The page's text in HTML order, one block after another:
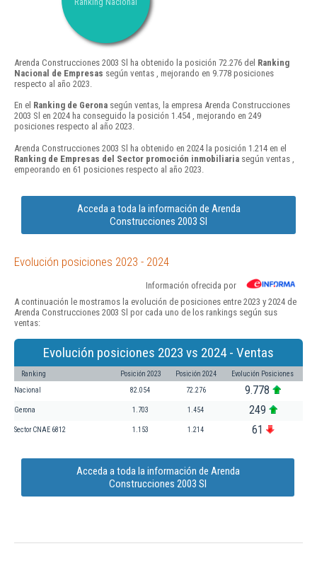
Arenda Construcciones 2003 Sl ha obtenido la posición 72.276 del Ranking
Nacional de Empresas según ventas , mejorando en 9.778 posiciones
respecto al año 2023.
En el Ranking de Gerona según ventas, la empresa Arenda Construcciones
2003 Sl en 2024 ha conseguido la posición 1.454 , mejorando en 249
posiciones respecto al año 2023.
Arenda Construcciones 2003 Sl ha obtenido en 2024 la posición 1.214 en el
Ranking de Empresas del Sector promoción inmobiliaria según ventas ,
empeorando en 61 posiciones respecto al año 2023.
Acceda a toda la información de Arenda
Construcciones 2003 Sl
Evolución posiciones 2023 - 2024
Información ofrecida por
A continuación le mostramos la evolución de posiciones entre 2023 y 2024 de
Arenda Construcciones 2003 Sl por cada uno de los rankings según sus
ventas:
Evolución posiciones 2023 vs 2024 - Ventas
Ranking Posición 2023 Posición 2024 Evolución Posiciones
Nacional 82.054 72.276 9.778
Gerona 1.703 1.454 249
Sector CNAE 6812 1.153 1.214 61
Acceda a toda la información de Arenda
Construcciones 2003 Sl